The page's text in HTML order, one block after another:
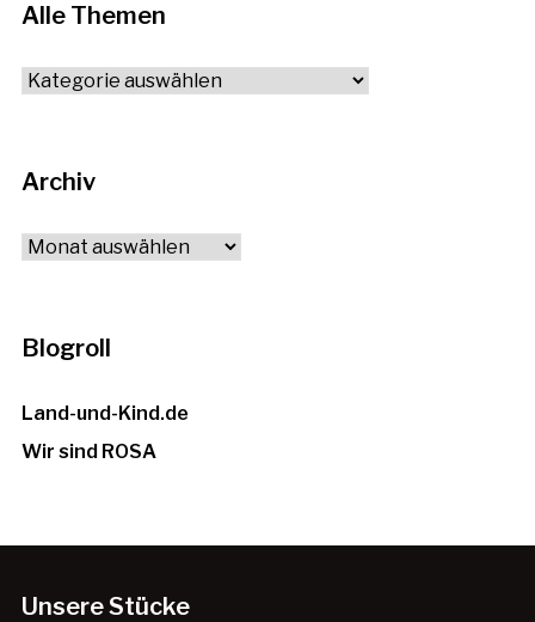
Alle Themen
Alle
Archiv
Archiv
Blogroll
Land-und-Kind.de
Wir sind ROSA
Unsere Stücke